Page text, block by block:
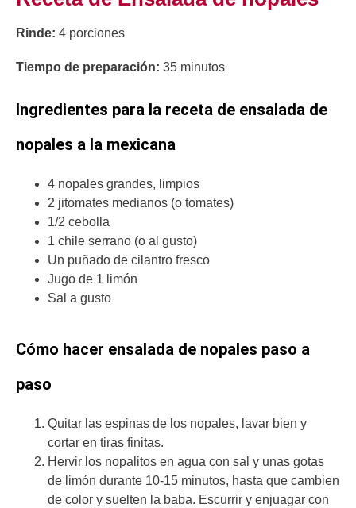
Rinde: 4 porciones
Tiempo de preparación: 35 minutos
Ingredientes para la receta de ensalada de
nopales a la mexicana
4 nopales grandes, limpios
2 jitomates medianos (o tomates)
1/2 cebolla
1 chile serrano (o al gusto)
Un puñado de cilantro fresco
Jugo de 1 limón
Sal a gusto
Cómo hacer ensalada de nopales paso a
paso
Quitar las espinas de los nopales, lavar bien y
cortar en tiras finitas.
Hervir los nopalitos en agua con sal y unas gotas
de limón durante 10-15 minutos, hasta que cambien
de color y suelten la baba. Escurrir y enjuagar con